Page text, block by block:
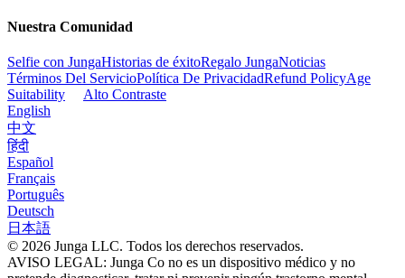
Nuestra Comunidad
Selfie con JungaHistorias de éxitoRegalo JungaNoticias
Términos Del ServicioPolítica De PrivacidadRefund PolicyAge
Suitability
Alto Contraste
English
中文
हिंदी
Español
Français
Português
Deutsch
日本語
© 2026 Junga LLC. Todos los derechos reservados.
AVISO LEGAL: Junga Co no es un dispositivo médico y no